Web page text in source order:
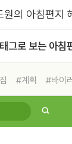
태그로 보는 아침
#계획 #바이
#삶
#링컨학교